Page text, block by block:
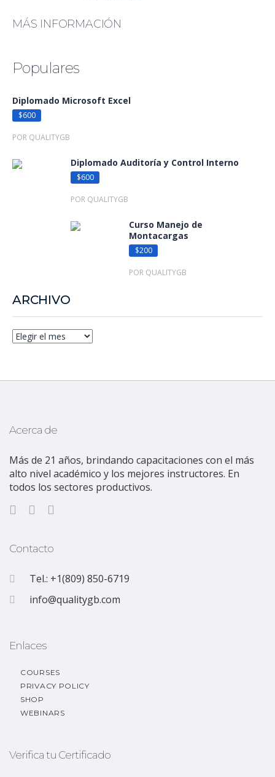
MÁS INFORMACIÓN
Populares
Diplomado Microsoft Excel
$600
POR QUALITYGB
Diplomado Auditoría y Control Interno
$600
POR QUALITYGB
Curso Manejo de
Montacargas
$200
POR QUALITYGB
ARCHIVO
Acerca de
Más de 21 años, brindando capacitaciones con el más
alto nivel académico y los mejores instructores. En
todos los sectores productivos.
Contacto
Tel.: +1(809) 850-6719
info@qualitygb.com
Enlaces
COURSES
PRIVACY POLICY
SHOP
WEBINARS
Verifica tu Certificado